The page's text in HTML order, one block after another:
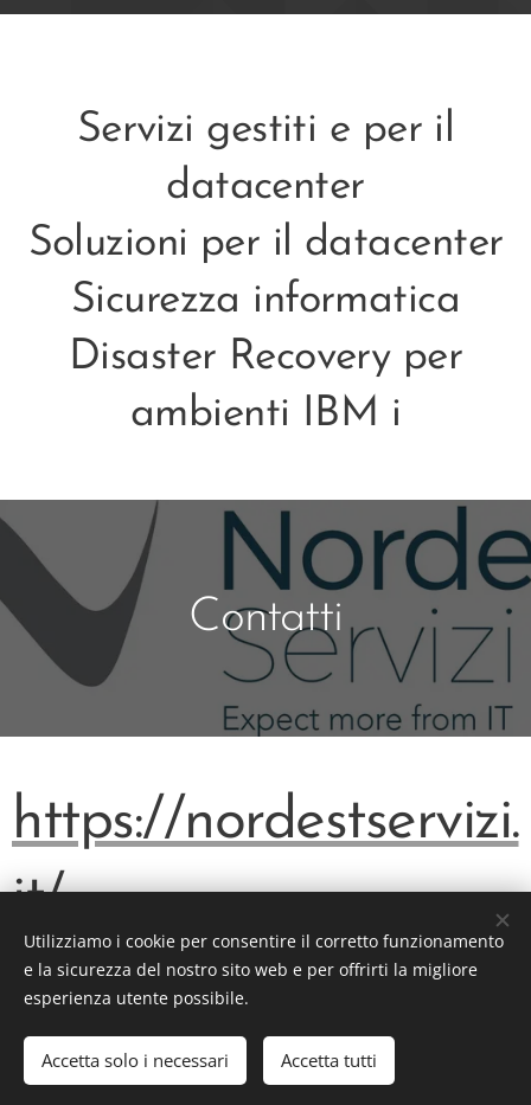
Servizi gestiti e per il
datacenter
Soluzioni per il datacenter
Sicurezza informatica
Disaster Recovery per
ambienti IBM i
Contatti
https://nordestservizi.
it/
©2026 Faq400 Srl - www.faq400.com
Cookies
Utilizziamo i cookie per consentire il corretto funzionamento
e la sicurezza del nostro sito web e per offrirti la migliore
esperienza utente possibile.
Accetta solo i necessari Accetta tutti